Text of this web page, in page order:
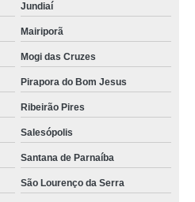
Jundiaí
Mairiporã
Mogi das Cruzes
Pirapora do Bom Jesus
Ribeirão Pires
Salesópolis
Santana de Parnaíba
São Lourenço da Serra